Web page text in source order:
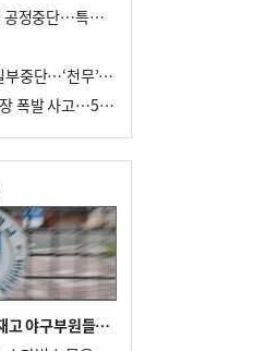
한화에어로스페이스, 4·5일 공정중단…특별 안전점검
한화에어로 대전공장 생산 일부중단…‘천무’ 수출 비상
한화에어로스페이스 대전공장 폭발 사고…5명 사망·2명 부상(종합)
"스타벅스 가야지" 응원 배재고 야구부원들, 학교서 징계 처분